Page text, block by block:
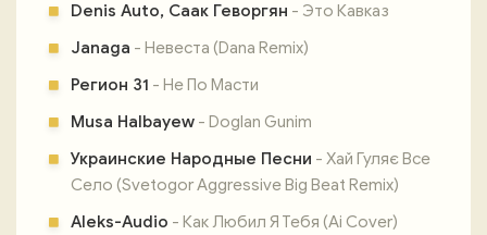
Denis Auto, Саак Геворгян - Это Кавказ
Janaga - Невеста (Dana Remix)
Регион 31 - Не По Масти
Musa Halbayew - Doglan Gunim
Украинские Народные Песни - Хай Гуляє Все
Село (Svetogor Aggressive Big Beat Remix)
Aleks-Audio - Как Любил Я Тебя (Ai Cover)